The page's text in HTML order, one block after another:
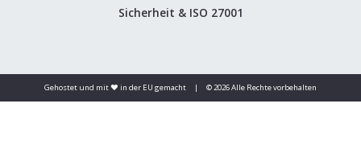
Sicherheit & ISO 27001
Gehostet und mit ❤️ in der EU gemacht | © 2026 Alle Rechte vorbehalten